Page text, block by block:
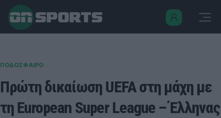
ΠΟΔΟΣΦΑΙΡΟ
Πρώτη δικαίωση UEFA στη μάχη με
τη European Super League – Έλληνας